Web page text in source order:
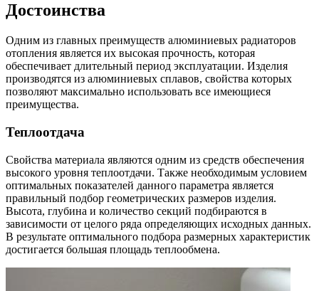
Достоинства
Одним из главных преимуществ алюминиевых радиаторов
отопления является их высокая прочность, которая
обеспечивает длительный период эксплуатации. Изделия
производятся из алюминиевых сплавов, свойства которых
позволяют максимально использовать все имеющиеся
преимущества.
Теплоотдача
Свойства материала являются одним из средств обеспечения
высокого уровня теплоотдачи. Также необходимым условием
оптимальных показателей данного параметра является
правильный подбор геометрических размеров изделия.
Высота, глубина и количество секций подбираются в
зависимости от целого ряда определяющих исходных данных.
В результате оптимального подбора размерных характеристик
достигается большая площадь теплообмена.